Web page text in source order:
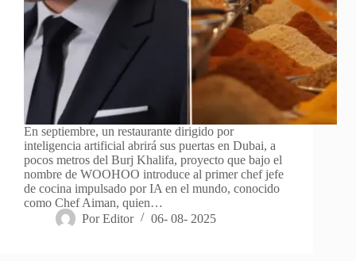
En septiembre, un restaurante dirigido por
inteligencia artificial abrirá sus puertas en Dubai, a
pocos metros del Burj Khalifa, proyecto que bajo el
nombre de WOOHOO introduce al primer chef jefe
de cocina impulsado por IA en el mundo, conocido
como Chef Aiman, quien…
Por Editor 06- 08- 2025